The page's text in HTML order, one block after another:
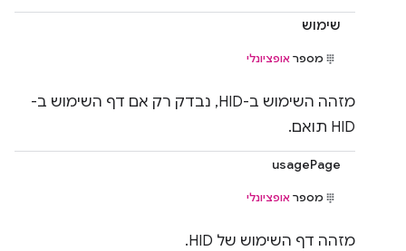
שימוש
מספר אופציונלי
מזהה השימוש ב-HID, נבדק רק אם דף השימוש ב-
HID תואם.
usagePage
מספר אופציונלי
מזהה דף השימוש של HID.